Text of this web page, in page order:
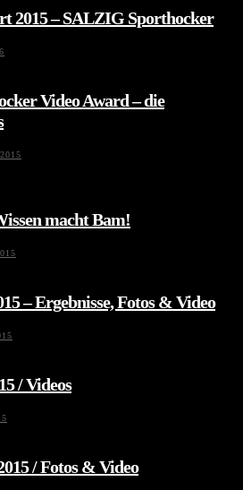
2015 – SALZIG Sporthocker
Video Award – die
macht Bam!
– Ergebnisse, Fotos & Video
/ Videos
/ Fotos & Video